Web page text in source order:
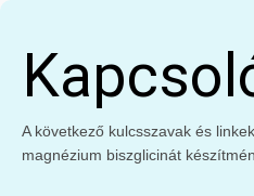
A következő kulcsszavak és
magnézium biszglicinát